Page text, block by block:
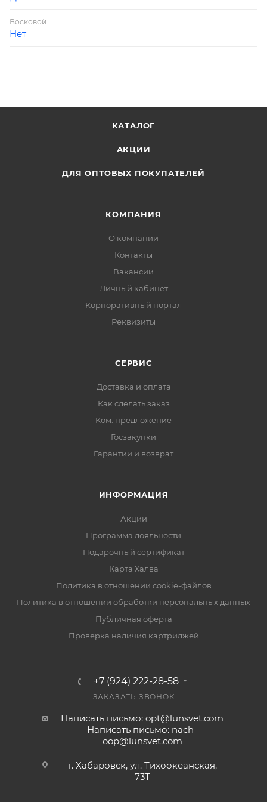
Восковой
Нет
КАТАЛОГ
АКЦИИ
ДЛЯ ОПТОВЫХ ПОКУПАТЕЛЕЙ
КОМПАНИЯ
О компании
Контакты
Вакансии
Личный кабинет
Корпоративный портал
Реквизиты
СЕРВИС
Доставка и оплата
Как сделать заказ
Ком. предложение
Госзакупки
Гарантии и возврат
ИНФОРМАЦИЯ
Акции
Программа лояльности
Подарочный сертификат
Карта Халва
Политика в отношении cookie-файлов
Политика в отношении обработки персональных данных
Публичная оферта
Проверка наличия картриджей
+7 (924) 222-28-58
ЗАКАЗАТЬ ЗВОНОК
Написать письмо: opt@lunsvet.com
Написать письмо: nach-
oop@lunsvet.com
г. Хабаровск, ул. Тихоокеанская,
73Т